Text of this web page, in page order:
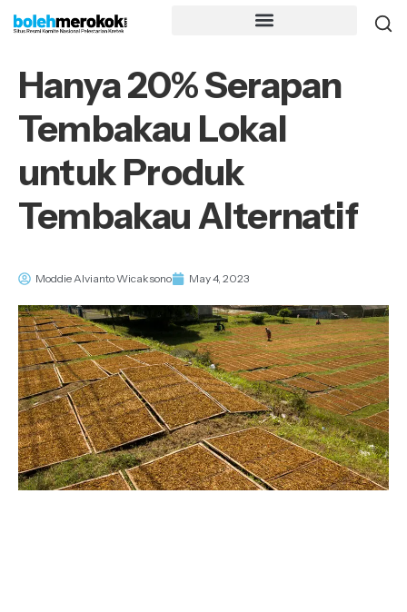
Hanya 20% Serapan
Tembakau Lokal
untuk Produk
Tembakau Alternatif
Moddie Alvianto Wicaksono May 4, 2023